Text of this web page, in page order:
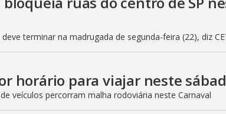
terminar na madrugada de segunda-feira (22), diz
horário para viajar neste
veículos percorram malha rodoviária neste Carnaval